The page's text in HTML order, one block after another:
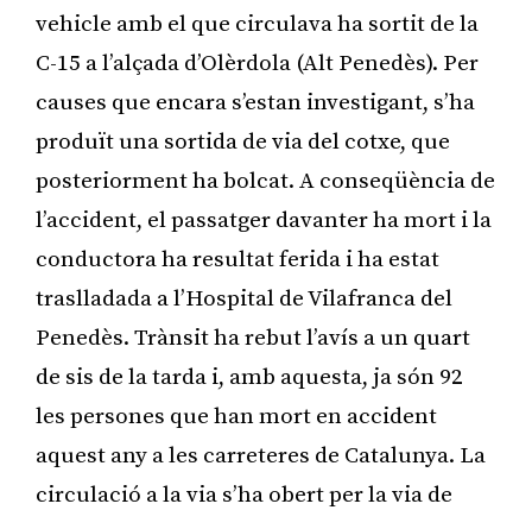
vehicle amb el que circulava ha sortit de la
C-15 a l’alçada d’Olèrdola (Alt Penedès). Per
causes que encara s’estan investigant, s’ha
produït una sortida de via del cotxe, que
posteriorment ha bolcat. A conseqüència de
l’accident, el passatger davanter ha mort i la
conductora ha resultat ferida i ha estat
traslladada a l’Hospital de Vilafranca del
Penedès. Trànsit ha rebut l’avís a un quart
de sis de la tarda i, amb aquesta, ja són 92
les persones que han mort en accident
aquest any a les carreteres de Catalunya. La
circulació a la via s’ha obert per la via de